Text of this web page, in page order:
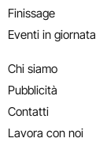
Finissage
Eventi in giornata
Chi siamo
Pubblicità
Contatti
Lavora con noi